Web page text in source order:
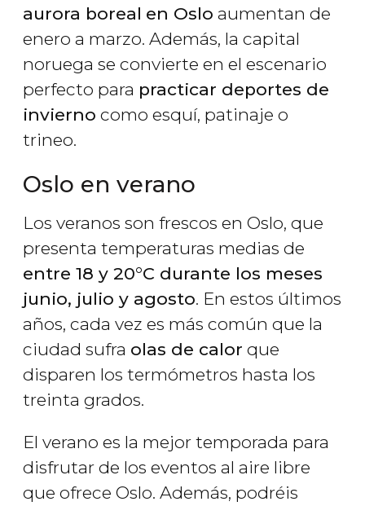
aurora boreal en Oslo aumentan de
enero a marzo. Además, la capital
noruega se convierte en el escenario
perfecto para practicar deportes de
invierno como esquí, patinaje o
trineo.
Oslo en verano
Los veranos son frescos en Oslo, que
presenta temperaturas medias de
entre 18 y 20°C durante los meses
junio, julio y agosto. En estos últimos
años, cada vez es más común que la
ciudad sufra olas de calor que
disparen los termómetros hasta los
treinta grados.
El verano es la mejor temporada para
disfrutar de los eventos al aire libre
que ofrece Oslo. Además, podréis